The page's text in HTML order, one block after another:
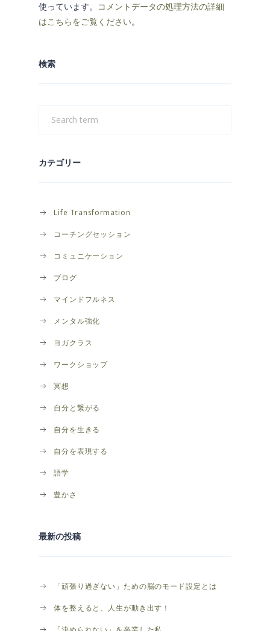
使っています。 コメントデータの処理方法の詳細
はこちらをご覧ください。
検索
カテゴリー
Life Transformation
コーチングセッション
コミュニケーション
ブログ
マインドフルネス
メンタル強化
ヨガクラス
ワークショップ
冥想
自分と繋がる
自分を生きる
自分を表現する
語学
豊かさ
最新の投稿
「頑張り過ぎない」ための脳のモード設定とは
体を整えると、人生が動き出す！